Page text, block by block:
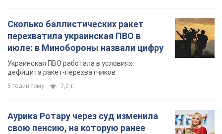
Сколько баллистических ракет
перехватила украинская ПВО в
июле: в Минобороны назвали цифру
Украинская ПВО работала в условиях
дефицита ракет-перехватчиков
5 годин тому 7,0 т.
Аурика Ротару через суд изменила
свою пенсию, на которую ранее